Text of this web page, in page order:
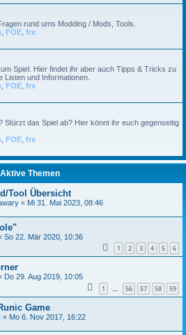
rund ums Modding / Mods, Tools.
FOE frx
Spiel. Hier findet ihr aber auch Tipps & Tricks zu
Listen und Informationen.
FOE frx
Stürzt das Spiel ab? Hier könnt ihr euch gegenseitig
FOE frx
Aktive Themen
Tool Übersicht
« Mi 31. Mai 2023, 08:46
So 22. Mär 2020, 10:36
1 2 3 4 5 6
Do 29. Aug 2019, 10:05
1 … 56 57 58 59
Game
« Mo 6. Nov 2017, 16:22